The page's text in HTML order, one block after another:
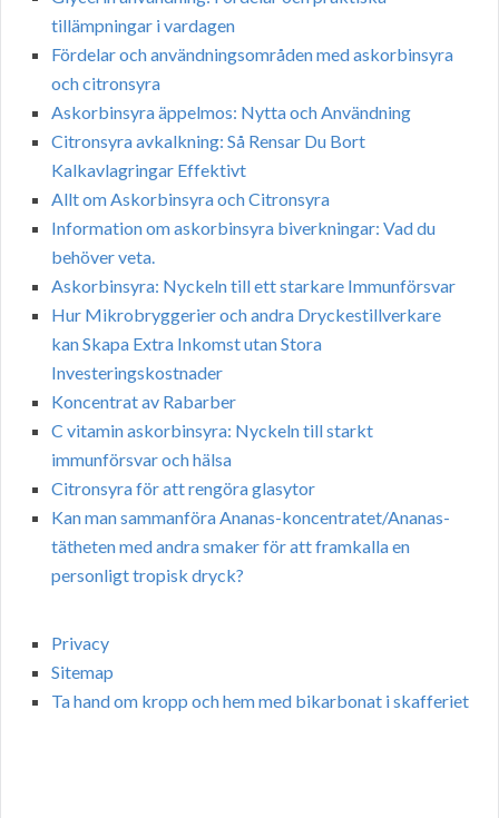
tillämpningar i vardagen
Fördelar och användningsområden med askorbinsyra
och citronsyra
Askorbinsyra äppelmos: Nytta och Användning
Citronsyra avkalkning: Så Rensar Du Bort
Kalkavlagringar Effektivt
Allt om Askorbinsyra och Citronsyra
Information om askorbinsyra biverkningar: Vad du
behöver veta.
Askorbinsyra: Nyckeln till ett starkare Immunförsvar
Hur Mikrobryggerier och andra Dryckestillverkare
kan Skapa Extra Inkomst utan Stora
Investeringskostnader
Koncentrat av Rabarber
C vitamin askorbinsyra: Nyckeln till starkt
immunförsvar och hälsa
Citronsyra för att rengöra glasytor
Kan man sammanföra Ananas-koncentratet/Ananas-
tätheten med andra smaker för att framkalla en
personligt tropisk dryck?
Privacy
Sitemap
Ta hand om kropp och hem med bikarbonat i skafferiet